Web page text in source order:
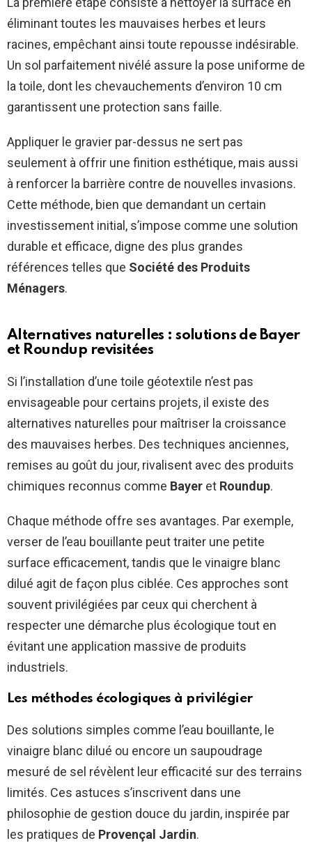
éliminant toutes les mauvaises herbes et leurs
racines, empêchant ainsi toute repousse indésirable.
Un sol parfaitement nivélé assure la pose uniforme de
la toile, dont les chevauchements d’environ 10 cm
garantissent une protection sans faille.
Appliquer le gravier par-dessus ne sert pas
seulement à offrir une finition esthétique, mais aussi
à renforcer la barrière contre de nouvelles invasions.
Cette méthode, bien que demandant un certain
investissement initial, s’impose comme une solution
durable et efficace, digne des plus grandes
références telles que Société des Produits
Ménagers.
Alternatives naturelles : solutions de Bayer
et Roundup revisitées
Si l’installation d’une toile géotextile n’est pas
envisageable pour certains projets, il existe des
alternatives naturelles pour maîtriser la croissance
des mauvaises herbes. Des techniques anciennes,
remises au goût du jour, rivalisent avec des produits
chimiques reconnus comme Bayer et Roundup.
Chaque méthode offre ses avantages. Par exemple,
verser de l’eau bouillante peut traiter une petite
surface efficacement, tandis que le vinaigre blanc
dilué agit de façon plus ciblée. Ces approches sont
souvent privilégiées par ceux qui cherchent à
respecter une démarche plus écologique tout en
évitant une application massive de produits
industriels.
Les méthodes écologiques à privilégier
Des solutions simples comme l’eau bouillante, le
vinaigre blanc dilué ou encore un saupoudrage
mesuré de sel révèlent leur efficacité sur des terrains
limités. Ces astuces s’inscrivent dans une
philosophie de gestion douce du jardin, inspirée par
les pratiques de Provençal Jardin.